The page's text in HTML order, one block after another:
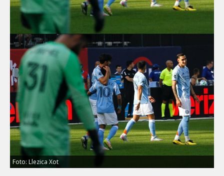
Foto: Llezica Xot